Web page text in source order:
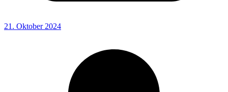
21. Oktober 2024